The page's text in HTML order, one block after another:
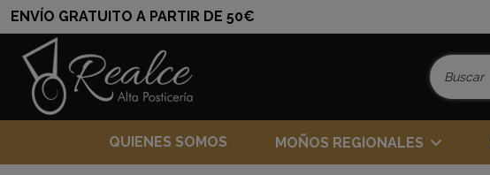
ENVÍO GRATUITO A PARTIR DE 50€
QUIENES SOMOS MOÑOS REGIONALES